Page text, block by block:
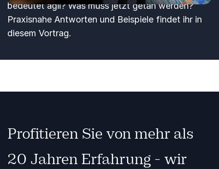
bedeutet agil? Was muss jetzt getan werden?
Praxisnahe Antworten und Beispiele findet ihr in
diesem Vortrag.
Profitieren Sie von mehr als
20 Jahren Erfahrung - wir